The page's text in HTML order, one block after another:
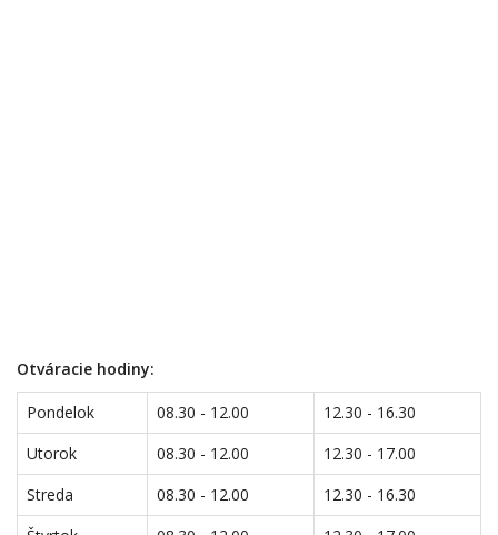
Otváracie hodiny:
Pondelok 08.30 - 12.00
12.30 - 16.30
Utorok
08.30 - 12.00
12.30 - 17.00
Streda
08.30 - 12.00
12.30 - 16.30